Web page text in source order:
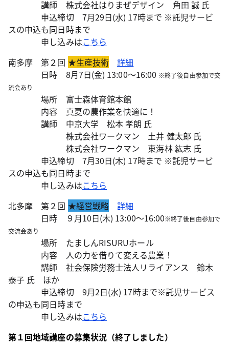
講師 株式会社はりまぜデザイン 角田 誠 氏
申込締切 7月29日(水) 17時まで ※託児サービ
スの申込も同日時まで
申し込みはこちら
南多摩 第２回 ★生産技術
詳細
日時 8月7日(金) 13:00～16:00 ※終了後自由参加で交
流会あり
場所 富士森体育館本館
内容 真夏の農作業を快適に！
講師 中京大学 松本 孝朗 氏
株式会社ワークマン 土井 健太郎 氏
株式会社ワークマン 東海林 紘志 氏
申込締切 7月30日(木) 17時まで ※託児サービ
スの申込も同日時まで
申し込みはこちら
北多摩 第２回 ★経営戦略
詳細
日時 ９月10日(木) 13:00～16:00※終了後自由参加で
交流会あり
場所 たましんRISURUホール
内容 人の力を借りて変える農業！
講師 社会保険労務士法人リライアンス 鈴木
泰子 氏 ほか
申込締切 9月2日(水) 17時まで※託児サービス
の申込も同日時まで
申し込みはこちら
第１回地域講座の募集状況（終了しました）